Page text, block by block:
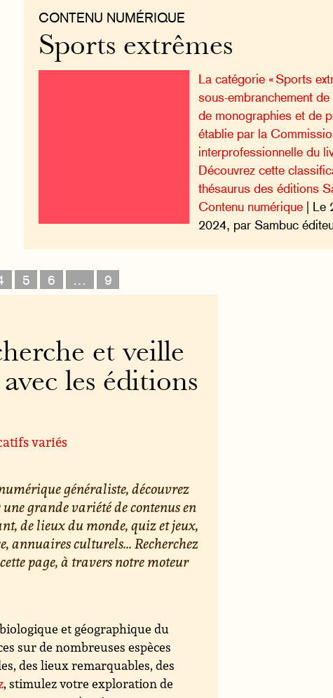
CONTENU NUMÉRIQUE
Sports extrêmes
La catégorie « Sports
sous-embranchement
de monographies et de
établie par la
interprofessionnelle du
Découvrez cette
thésaurus des éditions
Contenu numérique | Le
2024, par Sambuc
5 6 … 9
et veille
les éditions
variés
généraliste, découvrez
grande variété de contenus en
de lieux du monde, quiz et jeux,
annuaires culturels... Recherchez
page, à travers notre moteur
et géographique du
sur de nombreuses espèces
des lieux remarquables, des
, stimulez votre exploration de